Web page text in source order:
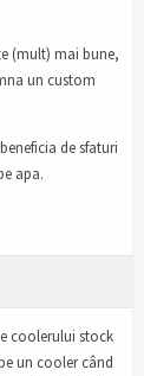
(mult) mai bune,
un custom
de sfaturi
apa.
coolerului stock
un cooler când